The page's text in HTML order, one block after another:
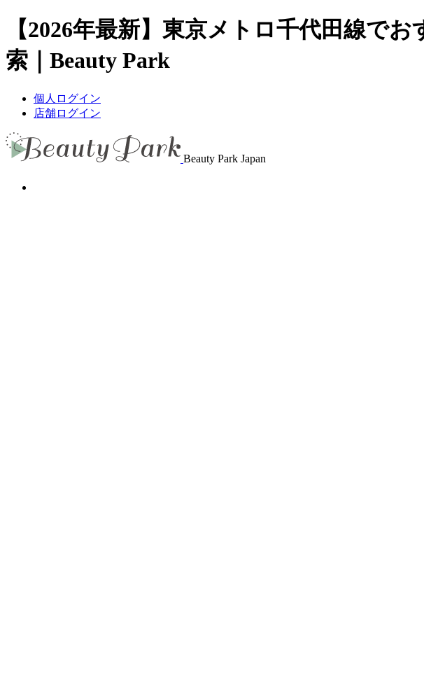
【2026年最新】東京メトロ千代田線で
索｜Beauty Park
個人ログイン
店舗ログイン
Beauty Park Japan